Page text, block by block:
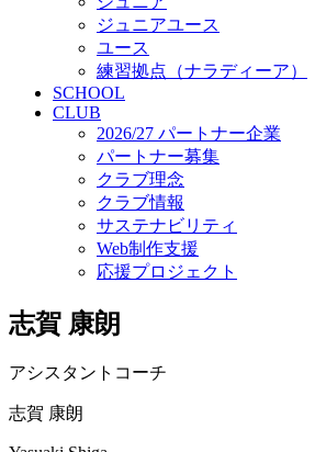
ジュニアユース
ユース
練習拠点（ナラディーア）
SCHOOL
CLUB
2026/27 パートナー企業
パートナー募集
クラブ理念
クラブ情報
サステナビリティ
Web制作支援
応援プロジェクト
志賀 康朗
アシスタントコーチ
志賀 康朗